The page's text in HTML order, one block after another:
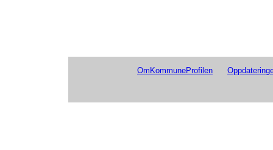
OmKommuneProfilen